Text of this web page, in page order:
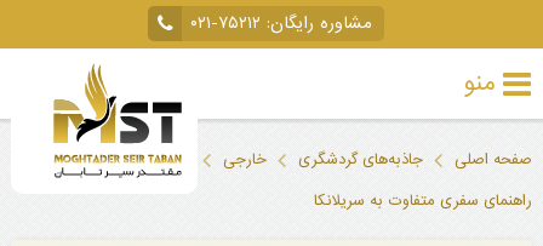
مشاوره رایگان: ۰۲۱-۷۵۲۱۲
منو
صفحه اصلی جاذبه‌های گردشگری خارجی
سریلانکا
راهنمای سفری متفاوت به سریلانکا